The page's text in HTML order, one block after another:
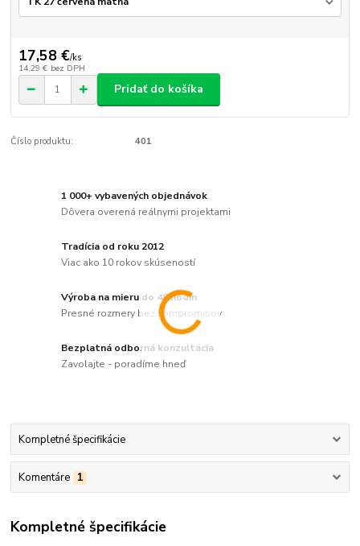
17,58 €/ks
14,29 € bez DPH
Pridať do košíka
Číslo produktu: 401
1 000+ vybavených objednávok
Dôvera overená reálnymi projektami
Tradícia od roku 2012
Viac ako 10 rokov skúseností
Výroba na mieru do 48 hodín
Presné rozmery bez kompromisov
Bezplatná odborná konzultácia
Zavolajte - poradíme hneď
Kompletné špecifikácie
Komentáre 1
Kompletné špecifikácie